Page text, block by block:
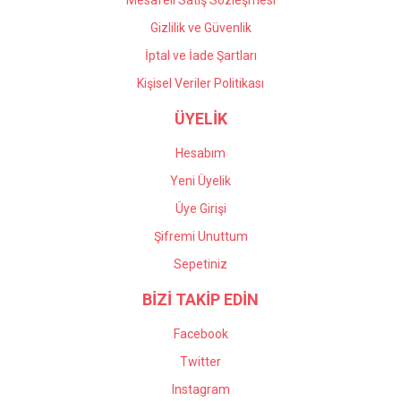
Gizlilik ve Güvenlik
İptal ve İade Şartları
Kişisel Veriler Politikası
ÜYELİK
Hesabım
Yeni Üyelik
Üye Girişi
Şifremi Unuttum
Sepetiniz
BİZİ TAKİP EDİN
Facebook
Twitter
Instagram